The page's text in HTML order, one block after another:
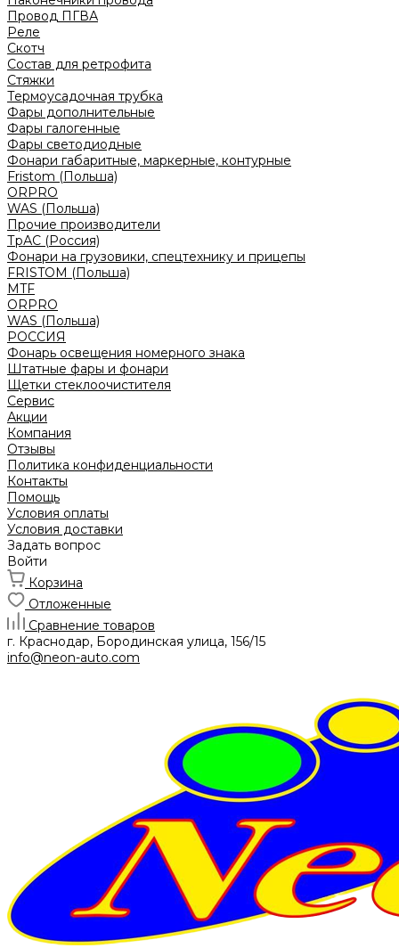
Провод ПГВА
Реле
Скотч
Состав для ретрофита
Стяжки
Термоусадочная трубка
Фары дополнительные
Фары галогенные
Фары светодиодные
Фонари габаритные, маркерные, контурные
Fristom (Польша)
ORPRO
WAS (Польша)
Прочие производители
ТрАС (Россия)
Фонари на грузовики, спецтехнику и прицепы
FRISTOM (Польша)
MTF
ORPRO
WAS (Польша)
РОССИЯ
Фонарь освещения номерного знака
Штатные фары и фонари
Щетки стеклоочистителя
Сервис
Акции
Компания
Отзывы
Политика конфиденциальности
Контакты
Помощь
Условия оплаты
Условия доставки
Задать вопрос
Войти
Корзина
Отложенные
Сравнение товаров
г. Краснодар, Бородинская улица, 156/15
info@neon-auto.com